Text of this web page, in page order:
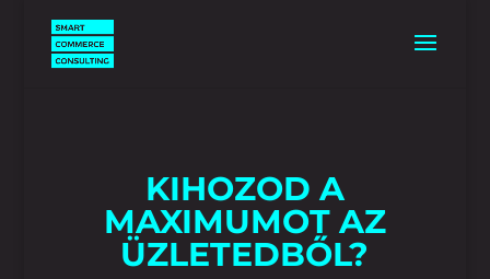
KIHOZOD A
MAXIMUMOT AZ
ÜZLETEDBŐL?